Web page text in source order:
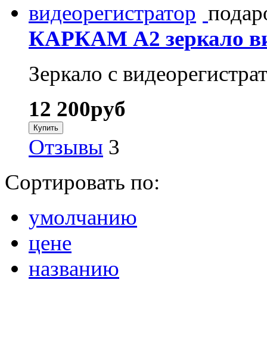
КАРКАМ A2 зеркало
Зеркало с
12 200руб
Отзывы 3
Сортировать по:
умолчанию
цене
названию